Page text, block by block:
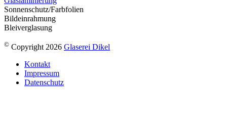
Sonnenschutz/Farbfolien
Bildeinrahmung
Bleiverglasung
© Copyright 2026 Glaserei Dikel
Kontakt
Impressum
Datenschutz